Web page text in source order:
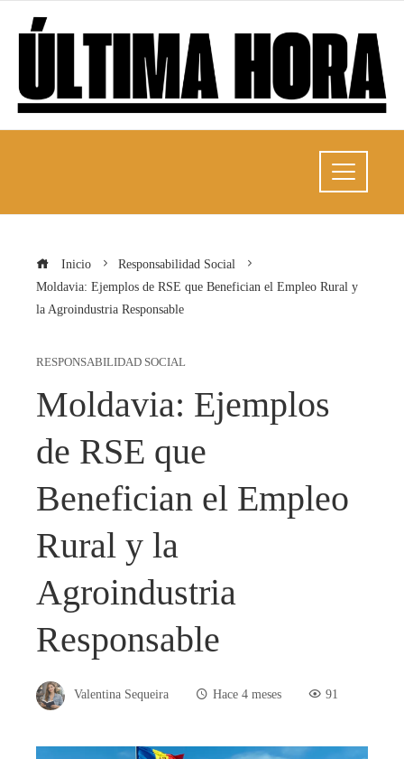
Inicio
Responsabilidad Social
Moldavia: Ejemplos de RSE que Benefician el Empleo Rural y
la Agroindustria Responsable
RESPONSABILIDAD SOCIAL
Moldavia: Ejemplos
de RSE que
Benefician el Empleo
Rural y la
Agroindustria
Responsable
Valentina Sequeira Hace 4 meses 91